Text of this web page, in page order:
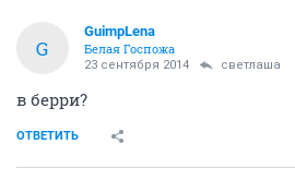
G
GuimpLena
Белая Госпожа
23 сентября 2014 светлаша
в берри?
ОТВЕТИТЬ